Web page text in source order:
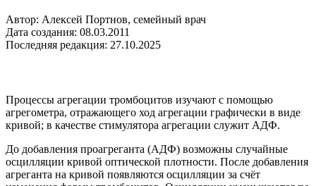
Автор: Алексей Портнов, семейный врач
Дата создания: 08.03.2011
Последняя редакция: 27.10.2025
Процессы агрегации тромбоцитов изучают с помощью
агрегометра, отражающего ход агрегации графически в виде
кривой; в качестве стимулятора агрегации служит АДФ.
До добавления проагреганта (АДФ) возможны случайные
осцилляции кривой оптической плотности. После добавления
агреганта на кривой появляются осцилляции за счёт